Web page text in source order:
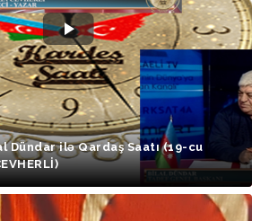
Dündar ilə Qardaş Saatı (19-cu